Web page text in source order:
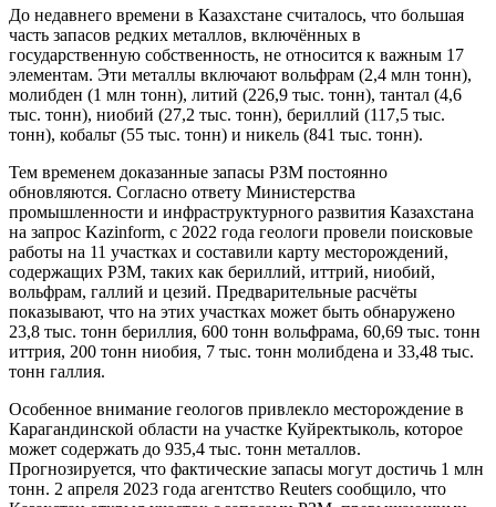
До недавнего времени в Казахстане считалось, что большая
часть запасов редких металлов, включённых в
государственную собственность, не относится к важным 17
элементам. Эти металлы включают вольфрам (2,4 млн тонн),
молибден (1 млн тонн), литий (226,9 тыс. тонн), тантал (4,6
тыс. тонн), ниобий (27,2 тыс. тонн), бериллий (117,5 тыс.
тонн), кобальт (55 тыс. тонн) и никель (841 тыс. тонн).
Тем временем доказанные запасы РЗМ постоянно
обновляются. Согласно ответу Министерства
промышленности и инфраструктурного развития Казахстана
на запрос Kazinform, с 2022 года геологи провели поисковые
работы на 11 участках и составили карту месторождений,
содержащих РЗМ, таких как бериллий, иттрий, ниобий,
вольфрам, галлий и цезий. Предварительные расчёты
показывают, что на этих участках может быть обнаружено
23,8 тыс. тонн бериллия, 600 тонн вольфрама, 60,69 тыс. тонн
иттрия, 200 тонн ниобия, 7 тыс. тонн молибдена и 33,48 тыс.
тонн галлия.
Особенное внимание геологов привлекло месторождение в
Карагандинской области на участке Куйректыколь, которое
может содержать до 935,4 тыс. тонн металлов.
Прогнозируется, что фактические запасы могут достичь 1 млн
тонн. 2 апреля 2023 года агентство Reuters сообщило, что